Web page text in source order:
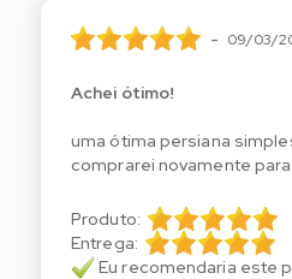
- 09/03/
Achei ótimo!
uma ótima persiana
comprarei novamente para
Produto:
Entrega:
Eu recomendaria este